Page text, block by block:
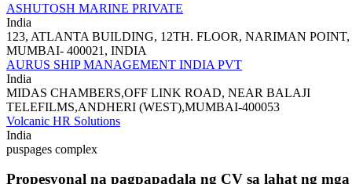
ASHUTOSH MARINE PRIVATE
India
123, ATLANTA BUILDING, 12TH. FLOOR, NARIMAN POINT,
MUMBAI- 400021, INDIA
AURUS SHIP MANAGEMENT INDIA PVT
India
MIDAS CHAMBERS,OFF LINK ROAD, NEAR BALAJI
TELEFILMS,ANDHERI (WEST),MUMBAI-400053
Volcanic HR Solutions
India
puspages complex
Propesyonal na pagpapadala ng CV sa lahat ng mga